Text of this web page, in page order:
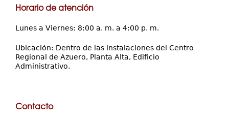
Horario de atención
Lunes a Viernes: 8:00 a. m. a 4:00 p. m.
Ubicación: Dentro de las instalaciones del Centro
Regional de Azuero, Planta Alta, Edificio
Administrativo.
Contacto